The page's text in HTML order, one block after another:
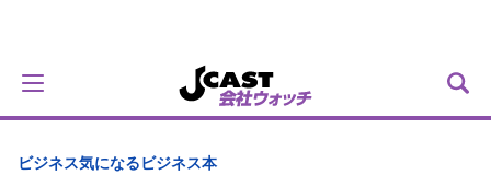
ビジネス気になるビジネス本